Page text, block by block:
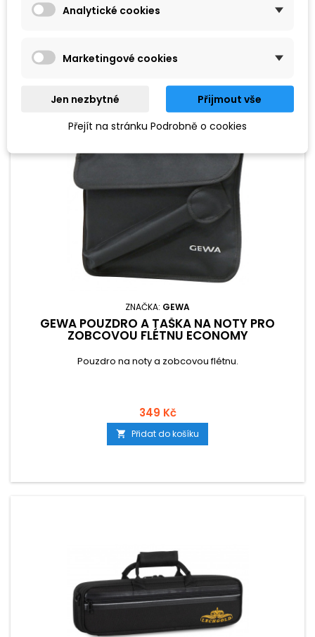
ZNAČKA: GEWA
GEWA POUZDRO A TAŠKA NA NOTY PRO
ZOBCOVOU FLÉTNU ECONOMY
Pouzdro na noty a zobcovou flétnu.
349 Kč
 Přidat do košíku
Analytické cookies
Marketingové cookies
Jen nezbytné
Přijmout vše
Přejít na stránku Podrobně o cookies